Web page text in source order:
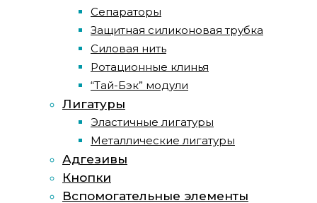
Сепараторы
Защитная силиконовая трубка
Силовая нить
Ротационные клинья
“Тай-Бэк” модули
Лигатуры
Эластичные лигатуры
Металлические лигатуры
Адгезивы
Кнопки
Вспомогательные элементы